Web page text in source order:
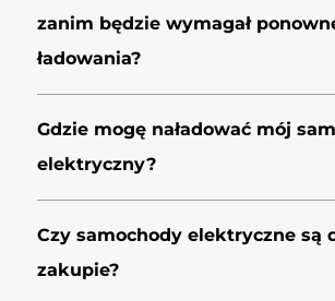
zanim będzie wymagał
ładowania?
Gdzie mogę naładować mój
elektryczny?
Czy samochody elektryczne są
zakupie?